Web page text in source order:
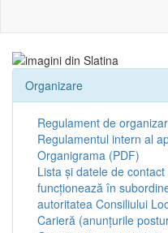
Organizare
Regulament de
Regulamentul intern al
Organigrama (PDF)
Lista și datele de
funcționează în
autoritatea Consiliului
Carieră (anunțurile